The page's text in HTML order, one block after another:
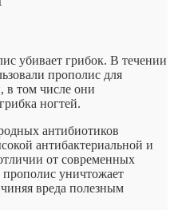
убивает грибок. В течении
прополис для
в том числе они
ногтей.
антибиотиков
антибактериальной и
от современных
прополис уничтожает
вреда полезным